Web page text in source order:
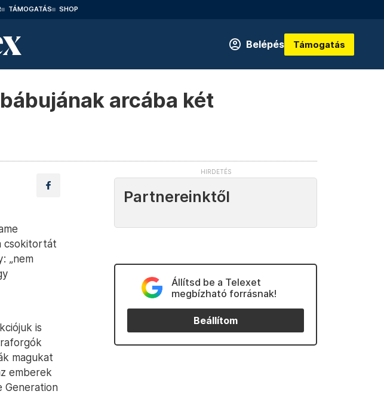
TÁMOGATÁS SHOP
Belépés Támogatás
arcába két
csokitortát
„nem
is
magukat
emberek
Generation
Partnereinktől
Állítsd be a Telexet
megbízható forrásnak!
Beállítom